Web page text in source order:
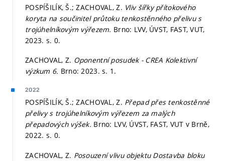
POSPÍŠILÍK, Š.; ZACHOVAL, Z. Vliv šířky přítokového
koryta na součinitel průtoku tenkostěnného přelivu s
trojúhelníkovým výřezem. Brno: LVV, ÚVST, FAST, VUT,
2023. s. 0.
ZACHOVAL, Z. Oponentní posudek - CREA Kolektivní
výzkum 6. Brno: 2023.s. 1.
2022
POSPÍŠILÍK, Š.; ZACHOVAL, Z. Přepad přes tenkostěnné
přelivy s trojúhelníkovým výřezem za malých
přepadových výšek. Brno: LVV, ÚVST, FAST, VUT v Brně,
2022. s. 0.
ZACHOVAL, Z. Posouzení vlivu objektu Dostavba bloku